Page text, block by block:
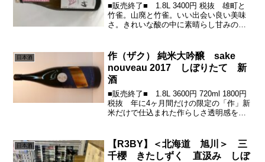
■販売終了■ 1.8L 3400円 税抜 雄町と
竹雀。山廃と竹雀。いい出会い良い美味
さ。きれいな酸の中に素晴らし甘みの質
って、もう８年目。感慨深いもんがあり
ます。そ...
日本酒
作（ザク） 純米大吟醸 sake
nouveau 2017 しぼりたて 新
酒
■販売終了■ 1.8L 3600円 720ml 1800円
税抜 年に4ヶ月間だけの限定の「作」新
米だけで仕込まれた作らしさ透明感を存
醸しています。作が目指す酒は、至極...
日本酒
【R3BY】＜北海道 旭川＞ 三
千櫻 きたしずく 直汲み しぼ